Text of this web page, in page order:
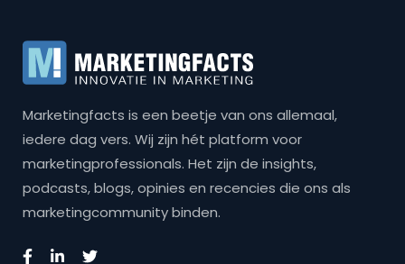
Marketingfacts is een beetje van ons allemaal,
iedere dag vers. Wij zijn hét platform voor
marketingprofessionals. Het zijn de insights,
podcasts, blogs, opinies en recencies die ons als
marketingcommunity binden.